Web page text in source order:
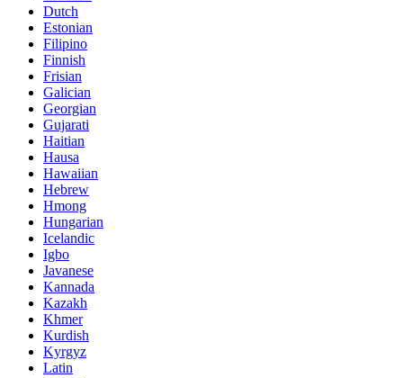
Dutch
Estonian
Filipino
Finnish
Frisian
Galician
Georgian
Gujarati
Haitian
Hausa
Hawaiian
Hebrew
Hmong
Hungarian
Icelandic
Igbo
Javanese
Kannada
Kazakh
Khmer
Kurdish
Kyrgyz
Latin